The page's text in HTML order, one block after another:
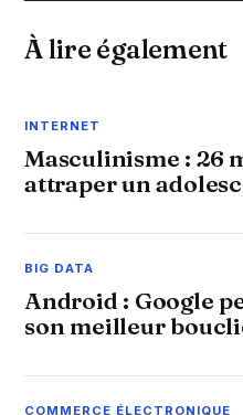
À lire également
INTERNET
Masculinisme : 26
attraper un
BIG DATA
Android : Google
son meilleur
COMMERCE ÉLECTRONIQUE